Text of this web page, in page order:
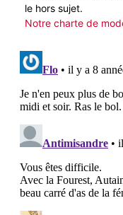
le hors sujet.
Notre charte de